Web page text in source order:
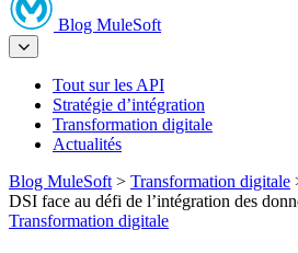
Blog MuleSoft
Tout sur les API
Stratégie d’intégration
Transformation digitale
Actualités
Blog MuleSoft > Transformation digitale
DSI face au défi de l’intégration des
Transformation digitale